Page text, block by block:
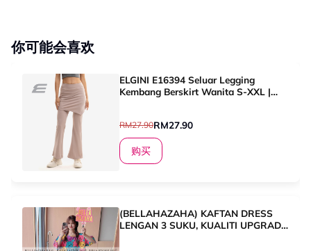
你可能会喜欢
ELGINI E16394 Seluar Legging
Kembang Berskirt Wanita S-XXL |
RM27.90RM27.90
购买
(BELLAHAZAHA) KAFTAN DRESS
LENGAN 3 SUKU, KUALITI UPGRADE,